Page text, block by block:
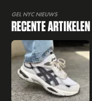
GEL NYC NIEUWS
RECENTE ARTIKELEN